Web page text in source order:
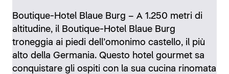
Boutique-Hotel Blaue Burg – A 1.250 metri di
altitudine, il Boutique-Hotel Blaue Burg
troneggia ai piedi dell’omonimo castello, il più
alto della Germania. Questo hotel gourmet sa
conquistare gli ospiti con la sua cucina rinomata